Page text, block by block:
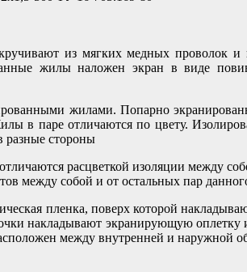
из мягких медных проволок
жилы наложен экран в виде
жилами. Попарно
в паре отличаются по цвету.
разные стороны
расцветкой изоляции между
между собой и от остальных пар
пленка, поверх которой
накладывают экранирующую
между внутренней и наружной